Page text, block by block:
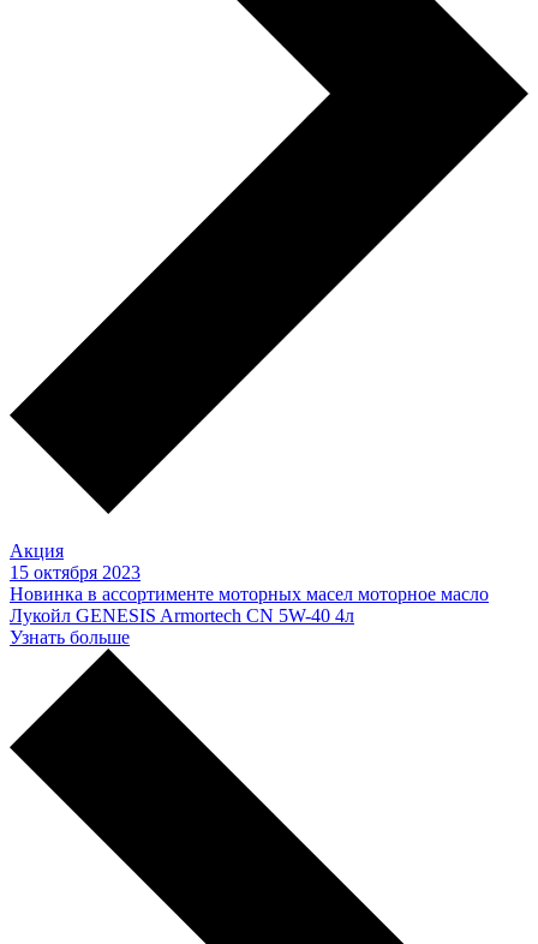
Акция
15 октября 2023
Новинка в ассортименте моторных масел моторное масло
Лукойл GENESIS Armortech CN 5W-40 4л
Узнать больше